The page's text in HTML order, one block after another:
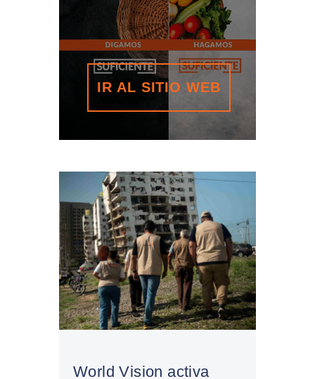
IR AL SITIO WEB
World Vision activa